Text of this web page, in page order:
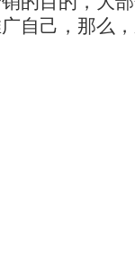
自己，那么